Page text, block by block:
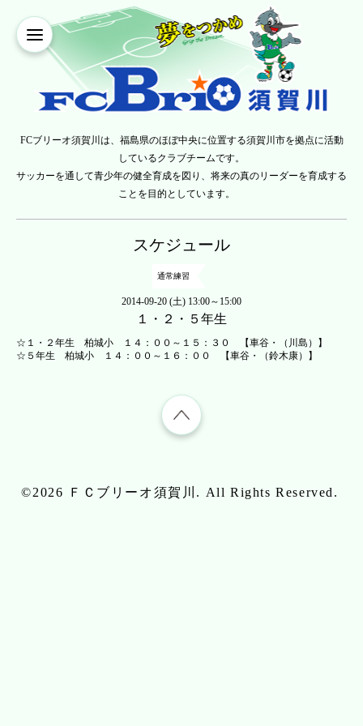
FCブリーオ須賀川は、福島県のほぼ中央に位置する須賀川市を拠点に活動
しているクラブチームです。
サッカーを通して青少年の健全育成を図り、将来の真のリーダーを育成する
ことを目的としています。
スケジュール
通常練習
2014-09-20 (土) 13:00～15:00
１・２・５年生
☆１・２年生 柏城小 １４：００～１５：３０ 【車谷・（川島）】
☆５年生 柏城小 １４：００～１６：００ 【車谷・（鈴木康）】
©2026 ＦＣブリーオ須賀川 . All Rights Reserved.